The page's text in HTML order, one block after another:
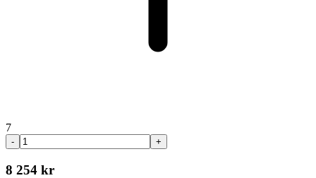
7
- +
8 254 kr